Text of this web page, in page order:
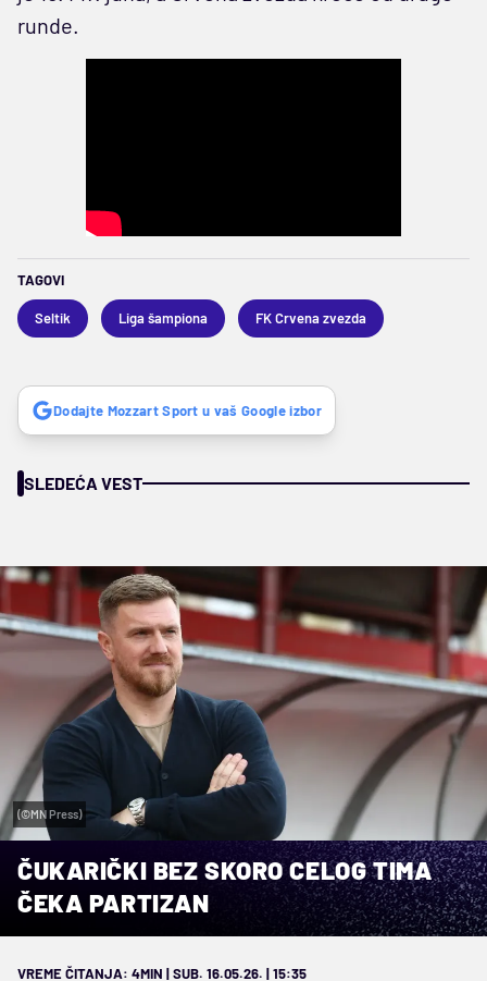
runde.
TAGOVI
Seltik Liga šampiona FK Crvena zvezda
Dodajte Mozzart Sport u vaš Google izbor
SLEDEĆA VEST
(©MN Press)
ČUKARIČKI BEZ SKORO CELOG TIMA
ČEKA PARTIZAN
VREME ČITANJA: 4MIN | SUB. 16.05.26. | 15:35